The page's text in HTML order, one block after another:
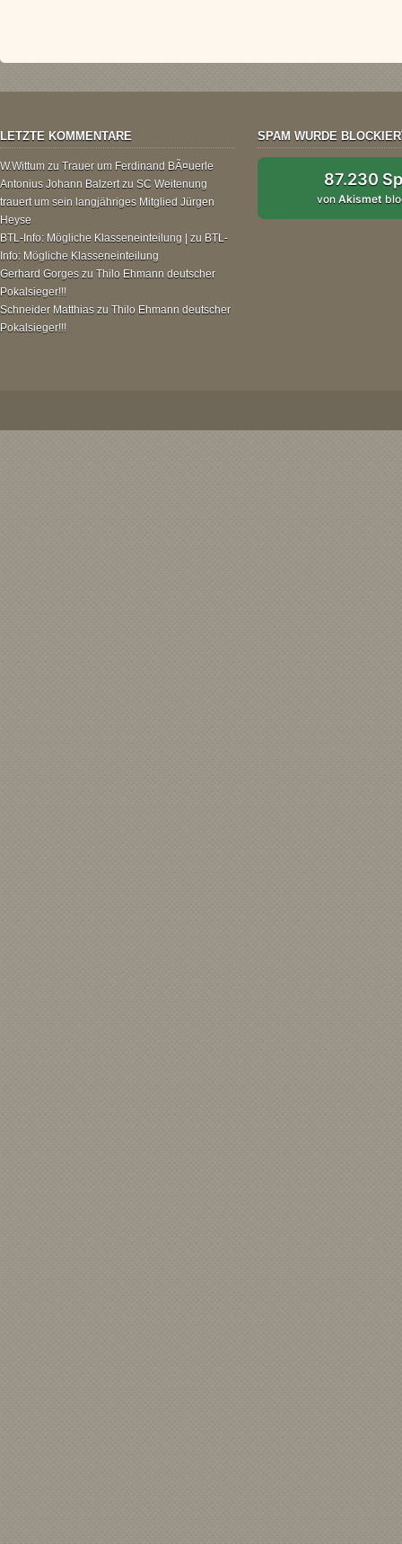
LETZTE KOMMENTARE
W.Wittum zu Trauer um Ferdinand BÃ¤uerle
Antonius Johann Balzertzu SC Weitenung
trauert um sein langjähriges Mitglied Jürgen
Heyse
BTL-Info: Mögliche Klasseneinteilung | zu BTL-
Info: Mögliche Klasseneinteilung
Gerhard Gorges zu Thilo Ehmann deutscher
Pokalsieger!!!
Schneider Matthias zu Thilo Ehmann deutscher
Pokalsieger!!!
SPAM WURDE
87.230
vonAkismet